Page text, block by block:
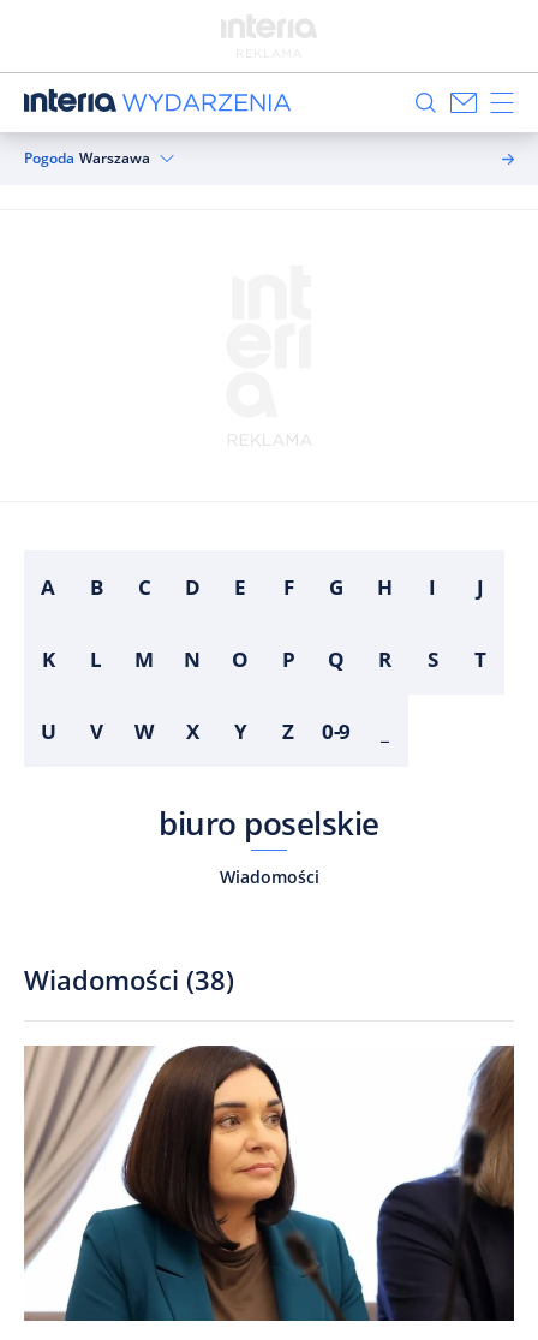
Pogoda Warszawa
A B C D E F G H I J
K L M N O P Q R S T
U V W X Y Z 0-9
biuro poselskie
Wiadomości
Wiadomości (38)